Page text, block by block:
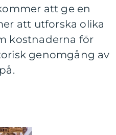
att ge en
att utforska olika
kostnaderna för
genomgång av